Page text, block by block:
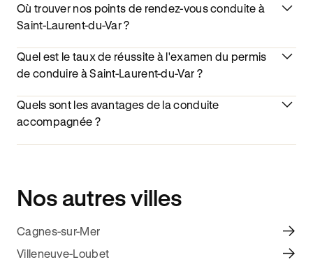
Où trouver nos points de rendez-vous conduite à
Saint-Laurent-du-Var ?
Quel est le taux de réussite à l'examen du permis
de conduire à Saint-Laurent-du-Var ?
Quels sont les avantages de la conduite
accompagnée ?
Nos autres villes
Cagnes-sur-Mer
Villeneuve-Loubet